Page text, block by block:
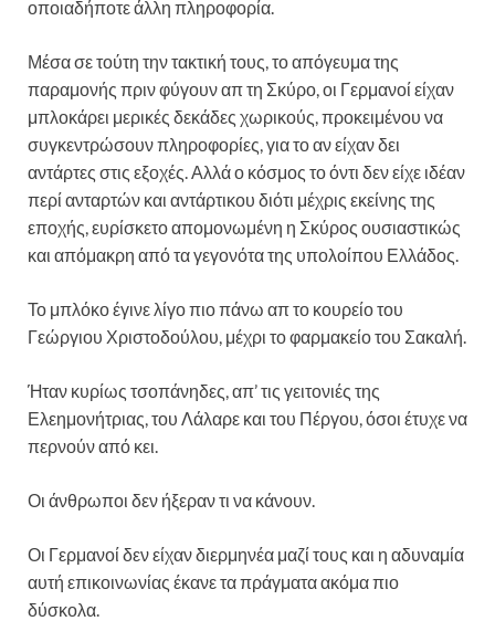
οποιαδήποτε άλλη πληροφορία.
Μέσα σε τούτη την τακτική τους, το απόγευμα της
παραμονής πριν φύγουν απ τη Σκύρο, οι Γερμανοί είχαν
μπλοκάρει μερικές δεκάδες χωρικούς, προκειμένου να
συγκεντρώσουν πληροφορίες, για το αν είχαν δει
αντάρτες στις εξοχές. Αλλά ο κόσμος το όντι δεν είχε ιδέαν
περί ανταρτών και αντάρτικου διότι μέχρις εκείνης της
εποχής, ευρίσκετο απομονωμένη η Σκύρος ουσιαστικώς
και απόμακρη από τα γεγονότα της υπολοίπου Ελλάδος.
Το μπλόκο έγινε λίγο πιο πάνω απ το κουρείο του
Γεώργιου Χριστοδούλου, μέχρι το φαρμακείο του Σακαλή.
Ήταν κυρίως τσοπάνηδες, απ’ τις γειτονιές της
Ελεημονήτριας, του Λάλαρε και του Πέργου, όσοι έτυχε να
περνούν από κει.
Οι άνθρωποι δεν ήξεραν τι να κάνουν.
Οι Γερμανοί δεν είχαν διερμηνέα μαζί τους και η αδυναμία
αυτή επικοινωνίας έκανε τα πράγματα ακόμα πιο
δύσκολα.